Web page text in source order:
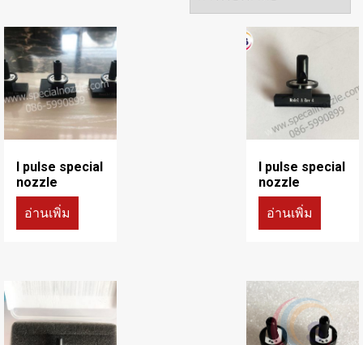
I pulse special
nozzle
อ่านเพิ่ม
I pulse special
nozzle
อ่านเพิ่ม